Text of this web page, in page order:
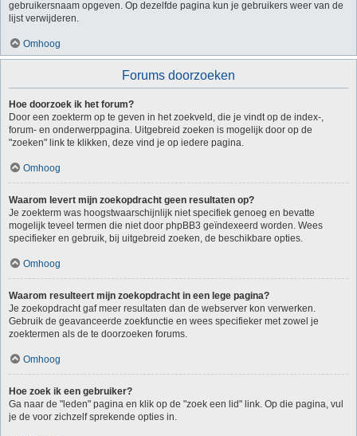
gebruikersnaam opgeven. Op dezelfde pagina kun je gebruikers weer van de
lijst verwijderen.
Omhoog
Forums doorzoeken
Hoe doorzoek ik het forum?
Door een zoekterm op te geven in het zoekveld, die je vindt op de index-,
forum- en onderwerppagina. Uitgebreid zoeken is mogelijk door op de
"zoeken" link te klikken, deze vind je op iedere pagina.
Omhoog
Waarom levert mijn zoekopdracht geen resultaten op?
Je zoekterm was hoogstwaarschijnlijk niet specifiek genoeg en bevatte
mogelijk teveel termen die niet door phpBB3 geïndexeerd worden. Wees
specifieker en gebruik, bij uitgebreid zoeken, de beschikbare opties.
Omhoog
Waarom resulteert mijn zoekopdracht in een lege pagina?
Je zoekopdracht gaf meer resultaten dan de webserver kon verwerken.
Gebruik de geavanceerde zoekfunctie en wees specifieker met zowel je
zoektermen als de te doorzoeken forums.
Omhoog
Hoe zoek ik een gebruiker?
Ga naar de "leden" pagina en klik op de "zoek een lid" link. Op die pagina, vul
je de voor zichzelf sprekende opties in.